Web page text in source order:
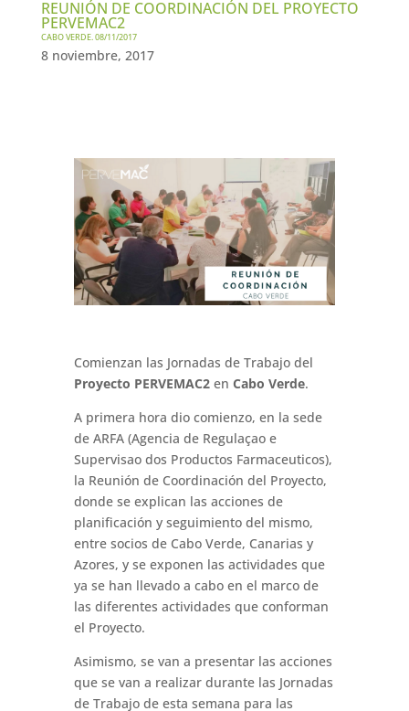
REUNIÓN DE COORDINACIÓN DEL PROYECTO
PERVEMAC2
CABO VERDE. 08/11/2017
8 noviembre, 2017
Comienzan las Jornadas de Trabajo del
Proyecto PERVEMAC2en Cabo Verde.
A primera hora dio comienzo, en la sede
de ARFA (Agencia de Regulaçao e
Supervisao dos Productos Farmaceuticos),
la Reunión de Coordinación del Proyecto,
donde se explican las acciones de
planificación y seguimiento del mismo,
entre socios de Cabo Verde, Canarias y
Azores, y se exponen las actividades que
ya se han llevado a cabo en el marco de
las diferentes actividades que conforman
el Proyecto.
Asimismo, se van a presentar las acciones
que se van a realizar durante las Jornadas
de Trabajo de esta semana para las